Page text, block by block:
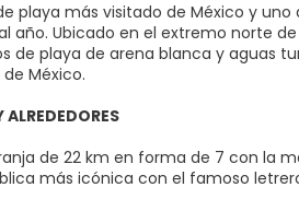
playa más visitado de México y
año. Ubicado en el extremo norte
de playa de arena blanca y aguas
México.
ALREDEDORES
de 22 km en forma de 7 con la
más icónica con el famoso